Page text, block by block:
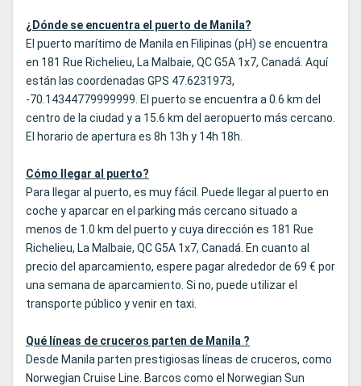
¿Dónde se encuentra el puerto de Manila?
El puerto marítimo de Manila en Filipinas (pH) se encuentra
en 181 Rue Richelieu, La Malbaie, QC G5A 1x7, Canadá. Aquí
están las coordenadas GPS 47.6231973,
-70.14344779999999. El puerto se encuentra a 0.6 km del
centro de la ciudad y a 15.6 km del aeropuerto más cercano.
El horario de apertura es 8h 13h y 14h 18h.
Cómo llegar al puerto?
Para llegar al puerto, es muy fácil. Puede llegar al puerto en
coche y aparcar en el parking más cercano situado a
menos de 1.0 km del puerto y cuya dirección es 181 Rue
Richelieu, La Malbaie, QC G5A 1x7, Canadá. En cuanto al
precio del aparcamiento, espere pagar alrededor de 69 € por
una semana de aparcamiento. Si no, puede utilizar el
transporte público y venir en taxi.
Qué líneas de cruceros parten de Manila ?
Desde Manila parten prestigiosas líneas de cruceros, como
Norwegian Cruise Line. Barcos como el Norwegian Sun